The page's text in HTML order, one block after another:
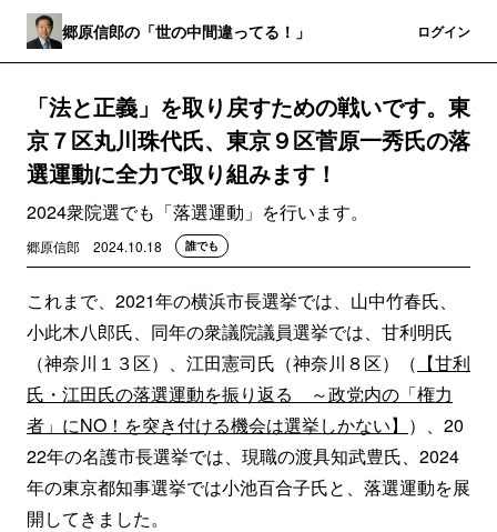
郷原信郎の「世の中間違ってる！」 ログイン
「法と正義」を取り戻すための戦いです。東
京７区丸川珠代氏、東京９区菅原一秀氏の落
選運動に全力で取り組みます！
2024衆院選でも「落選運動」を行います。
郷原信郎 2024.10.18 誰でも
これまで、2021年の横浜市長選挙では、山中竹春氏、
小此木八郎氏、同年の衆議院議員選挙では、甘利明氏
（神奈川１３区）、江田憲司氏（神奈川８区）（ 【甘利
氏・江田氏の落選運動を振り返る ～政党内の「権力
者」にNO！を突き付ける機会は選挙しかない】 ）、20
22年の名護市長選挙では、現職の渡具知武豊氏、2024
年の東京都知事選挙では小池百合子氏と、落選運動を展
開してきました。